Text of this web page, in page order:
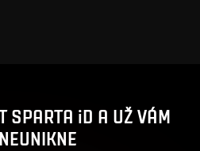
SPARTA iD A UŽ VÁM